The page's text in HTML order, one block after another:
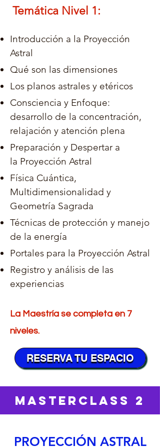
Temática Nivel 1 :
Introducción a la Proyección
Astral
Qué son las dimensiones
Los planos astrales y etéricos
Consciencia y Enfoque:
desarrollo de la concentración,
relajación y atención plena
Preparación y Despertar a
la Proyección Astral
Física Cuántica,
Multidimensionalidad y
Geometría Sagrada
Técnicas de protección y manejo
de la energía
Portales para la Proyección Astral
Registro y análisis de las
experiencias
La Maestría se completa en 7
niveles.
RESERVA TU ESPACIO
MASTERCLASS 2
PROYECCIÓN ASTRAL